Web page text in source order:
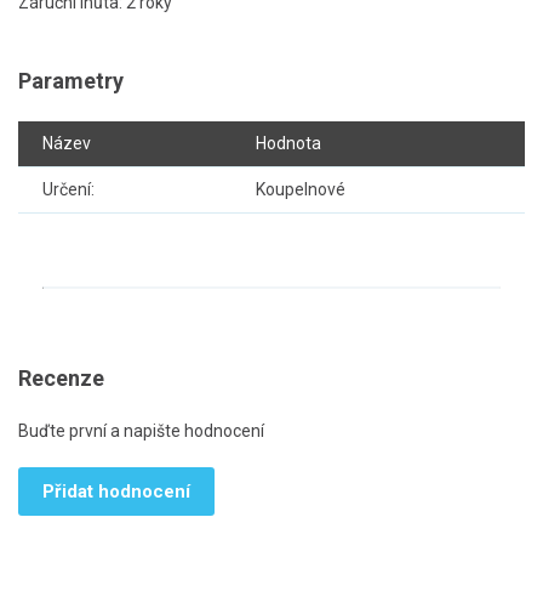
Parametry
Název Hodnota
Určení: Koupelnové
Recenze
Buďte první a napište hodnocení
Přidat hodnocení